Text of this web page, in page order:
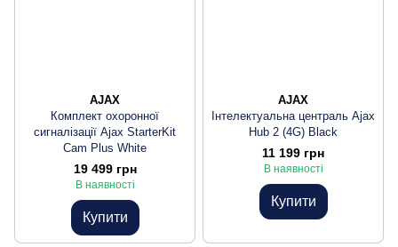
AJAX
Комплект охоронної
сигналізації Ajax StarterKit
Cam Plus White
19 499 грн
В наявності
Купити
AJAX
Інтелектуальна централь Ajax
Hub 2 (4G) Black
11 199 грн
В наявності
Купити